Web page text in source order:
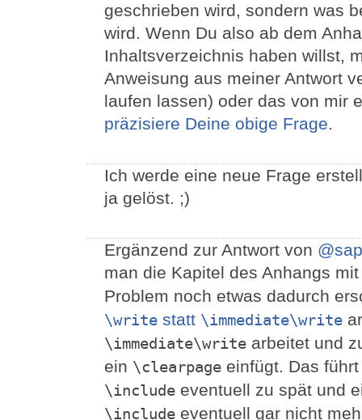
geschrieben wird, sondern was
wird. Wenn Du also ab dem
Inhaltsverzeichnis haben willst,
Anweisung aus meiner Antwort
laufen lassen) oder das von mir
präzisiere Deine obige Frage.
Ich werde eine neue Frage
ja gelöst. ;)
Ergänzend zur Antwort von
man die Kapitel des Anhangs
Problem noch etwas dadurch
\write statt \immediate\write
\immediate\write arbeitet und
ein \clearpage einfügt. Das
\include eventuell zu spät und
\include eventuell gar nicht